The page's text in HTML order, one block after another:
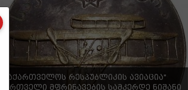
"საქართველოს რესპუბლიკის ავიაცია"
ქართველი მფრინავების სამკერდე ნიშანი